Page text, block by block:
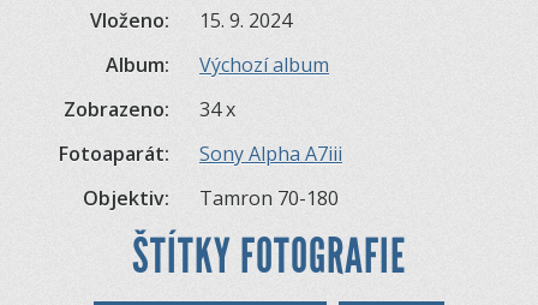
Vloženo:
15. 9. 2024
Album:
Výchozí album
Zobrazeno:
34 x
Fotoaparát:
Sony Alpha A7iii
Objektiv:
Tamron 70-180
ŠTÍTKY FOTOGRAFIE